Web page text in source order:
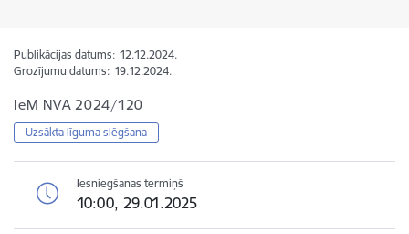
Publikācijas datums: 12.12.2024.
Grozījumu datums: 19.12.2024.
IeM NVA 2024/120
Uzsākta līguma slēgšana
Iesniegšanas termiņš
10:00, 29.01.2025